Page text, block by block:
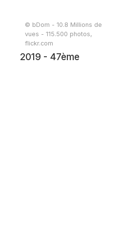
© bDom - 10.8 Millions de
vues - 115.500 photos,
flickr.com
2019 - 47ème